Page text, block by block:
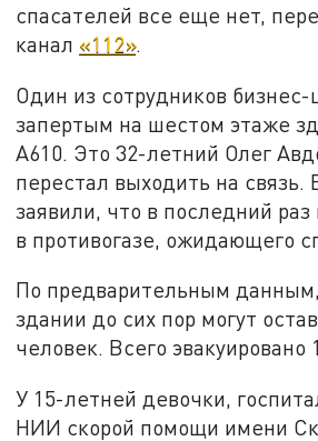
спасателей все еще нет,
канал «112».
Один из сотрудников бизнес-
запертым на шестом этаже
А610. Это 32-летний Олег
перестал выходить на связь.
заявили, что в последний
в противогазе, ожидающего
По предварительным
здании до сих пор могут
человек. Всего эвакуировано
У 15-летней девочки,
НИИ скорой помощи имени